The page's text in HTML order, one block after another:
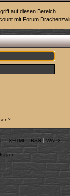
auf diesen Bereich.
mit Forum
XHTML RSS WAP2